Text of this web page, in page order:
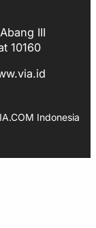
III
10160
Indonesia